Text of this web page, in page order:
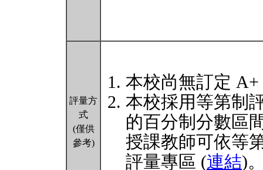
評量方
式
(僅供
參考)
本校尚無訂定
本校採用等第制
的百分制分數區
授課教師可依等
評量專區 (連結)